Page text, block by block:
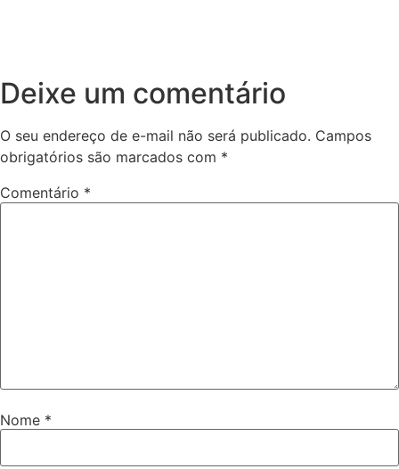
Deixe um comentário
O seu endereço de e-mail não será publicado. Campos
obrigatórios são marcados com *
Comentário *
Nome *